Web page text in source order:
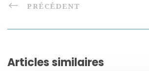
PRÉCÉDENT
Articles similaires